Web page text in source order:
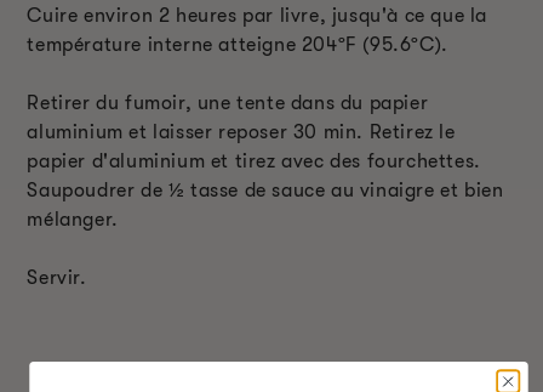
Cuire environ 2 heures par livre, jusqu'à ce que la
température interne atteigne 204ºF (95.6ºC).
Retirer du fumoir, une tente dans du papier
aluminium et laisser reposer 30 min. Retirez le
papier d'aluminium et tirez avec des fourchettes.
Saupoudrer de ½ tasse de sauce au vinaigre et bien
mélanger.
Servir.